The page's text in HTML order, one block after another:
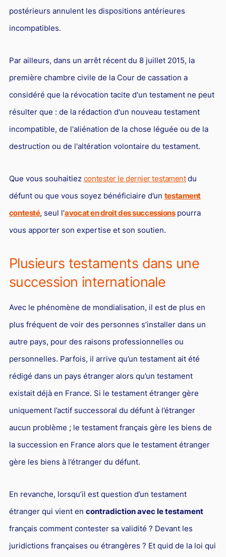
postérieurs annulent les dispositions antérieures
incompatibles.
Par ailleurs, dans un arrêt récent du 8 juillet 2015, la
première chambre civile de la Cour de cassation a
considéré que la révocation tacite d'un testament ne peut
résulter que : de la rédaction d'un nouveau testament
incompatible, de l'aliénation de la chose léguée ou de la
destruction ou de l'altération volontaire du testament.
Que vous souhaitiez contester le dernier testamentdu
défunt ou que vous soyez bénéficiaire d’un testament
contesté, seul l’avocat en droit des successionspourra
vous apporter son expertise et son soutien.
Plusieurs testaments dans une
succession internationale
Avec le phénomène de mondialisation, il est de plus en
plus fréquent de voir des personnes s’installer dans un
autre pays, pour des raisons professionnelles ou
personnelles. Parfois, il arrive qu’un testament ait été
rédigé dans un pays étranger alors qu’un testament
existait déjà en France. Si le testament étranger gère
uniquement l’actif successoral du défunt à l’étranger
aucun problème ; le testament français gère les biens de
la succession en France alors que le testament étranger
gère les biens à l’étranger du défunt.
En revanche, lorsqu’il est question d’un testament
étranger qui vient en contradiction avec le testament
français comment contester sa validité ? Devant les
juridictions françaises ou étrangères ? Et quid de la loi qui